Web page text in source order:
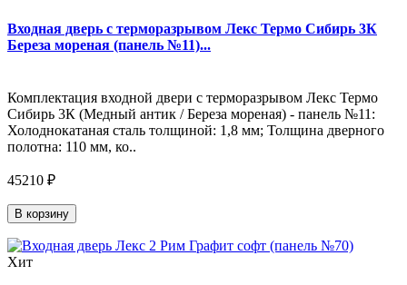
Входная дверь с терморазрывом Лекс Термо Сибирь 3К
Береза мореная (панель №11)...
Комплектация входной двери с терморазрывом Лекс Термо
Сибирь 3К (Медный антик / Береза мореная) - панель №11:
Холоднокатаная сталь толщиной: 1,8 мм; Толщина дверного
полотна: 110 мм, ко..
45210 ₽
В корзину
Хит